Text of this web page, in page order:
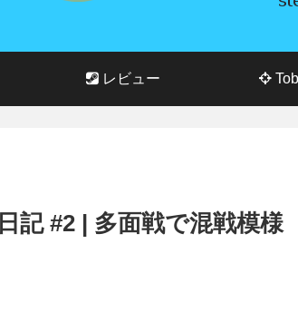
レビュー
記 #2 | 多面戦で混戦模様